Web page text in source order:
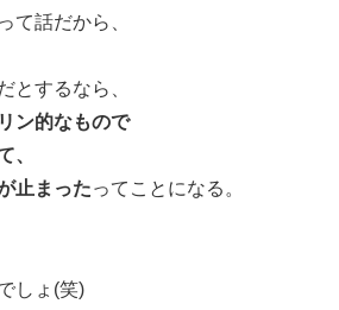
て話だから、
とするなら、
ン的なもので
、
止まったってことになる。
しょ(笑)